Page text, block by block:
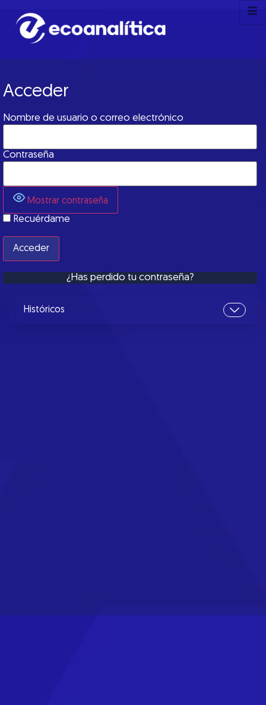
Acceder
Nombre de usuario o correo electrónico
Contraseña
Mostrar contraseña
Recuérdame
¿Has perdido tu contraseña?
Históricos